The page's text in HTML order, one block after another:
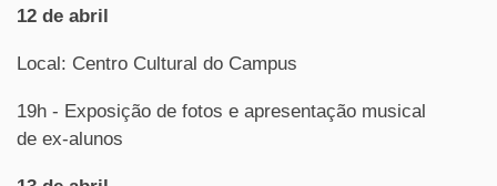
12 de abril
Local: Centro Cultural do Campus
19h - Exposição de fotos e apresentação musical
de ex-alunos